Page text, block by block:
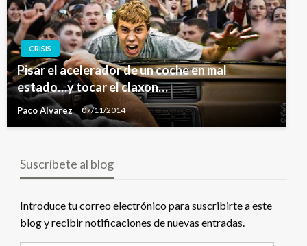
CRISIS
Pisar el acelerador de un coche en mal
estado…y tocar el claxon…
Paco Alvarez 07/11/2014
Suscríbete al blog
Introduce tu correo electrónico para suscribirte a este
blog y recibir notificaciones de nuevas entradas.